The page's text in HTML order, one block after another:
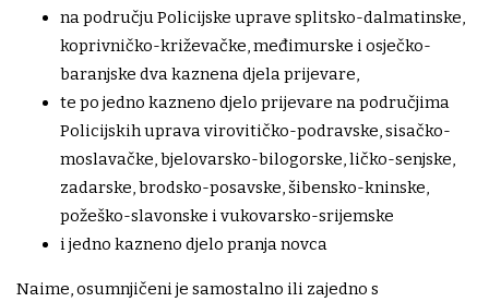
na području Policijske uprave splitsko-dalmatinske,
koprivničko-križevačke, međimurske i osječko-
baranjske dva kaznena djela prijevare,
te po jedno kazneno djelo prijevare na područjima
Policijskih uprava virovitičko-podravske, sisačko-
moslavačke, bjelovarsko-bilogorske, ličko-senjske,
zadarske, brodsko-posavske, šibensko-kninske,
požeško-slavonske i vukovarsko-srijemske
i jedno kazneno djelo pranja novca
Naime, osumnjičeni je samostalno ili zajedno s